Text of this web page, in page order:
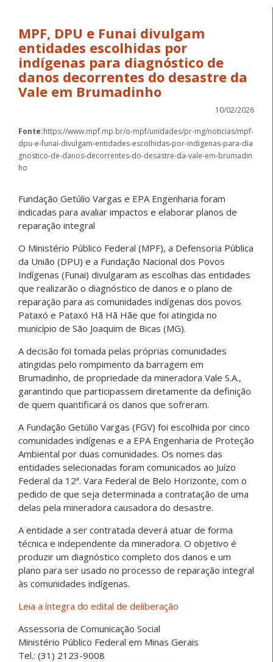
MPF, DPU e Funai divulgam
entidades escolhidas por
indígenas para diagnóstico de
danos decorrentes do desastre da
Vale em Brumadinho
10/02/2026
Fonte:https://www.mpf.mp.br/o-mpf/unidades/pr-mg/noticias/mpf-
dpu-e-funai-divulgam-entidades-escolhidas-por-indigenas-para-dia
gnostico-de-danos-decorrentes-do-desastre-da-vale-em-brumadin
ho
Fundação Getúlio Vargas e EPA Engenharia foram
indicadas para avaliar impactos e elaborar planos de
reparação integral
O Ministério Público Federal (MPF), a Defensoria Pública
da União (DPU) e a Fundação Nacional dos Povos
Indígenas (Funai) divulgaram as escolhas das entidades
que realizarão o diagnóstico de danos e o plano de
reparação para as comunidades indígenas dos povos
Pataxó e Pataxó Hã Hã Hãe que foi atingida no
município de São Joaquim de Bicas (MG).
A decisão foi tomada pelas próprias comunidades
atingidas pelo rompimento da barragem em
Brumadinho, de propriedade da mineradora Vale S.A.,
garantindo que participassem diretamente da definição
de quem quantificará os danos que sofreram.
A Fundação Getúlio Vargas (FGV) foi escolhida por cinco
comunidades indígenas e a EPA Engenharia de Proteção
Ambiental por duas comunidades. Os nomes das
entidades selecionadas foram comunicados ao Juízo
Federal da 12ª. Vara Federal de Belo Horizonte, com o
pedido de que seja determinada a contratação de uma
delas pela mineradora causadora do desastre.
A entidade a ser contratada deverá atuar de forma
técnica e independente da mineradora. O objetivo é
produzir um diagnóstico completo dos danos e um
plano para ser usado no processo de reparação integral
às comunidades indígenas.
Leia a íntegra do edital de deliberação
Assessoria de Comunicação Social
Ministério Público Federal em Minas Gerais
Tel.: (31) 2123-9008